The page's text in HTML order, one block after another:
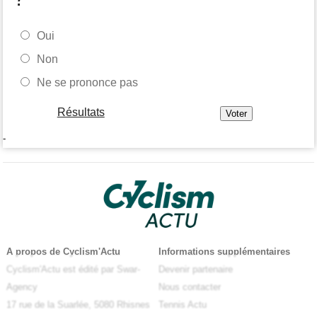
Oui
Non
Ne se prononce pas
Résultats
-
A propos de Cyclism'Actu
Cyclism'Actu est édité par Swar-
Agency
17 rue de la Suarlée, 5080 Rhisnes
Informations supplémentaires
Devenir partenaire
Nous contacter
Tennis Actu